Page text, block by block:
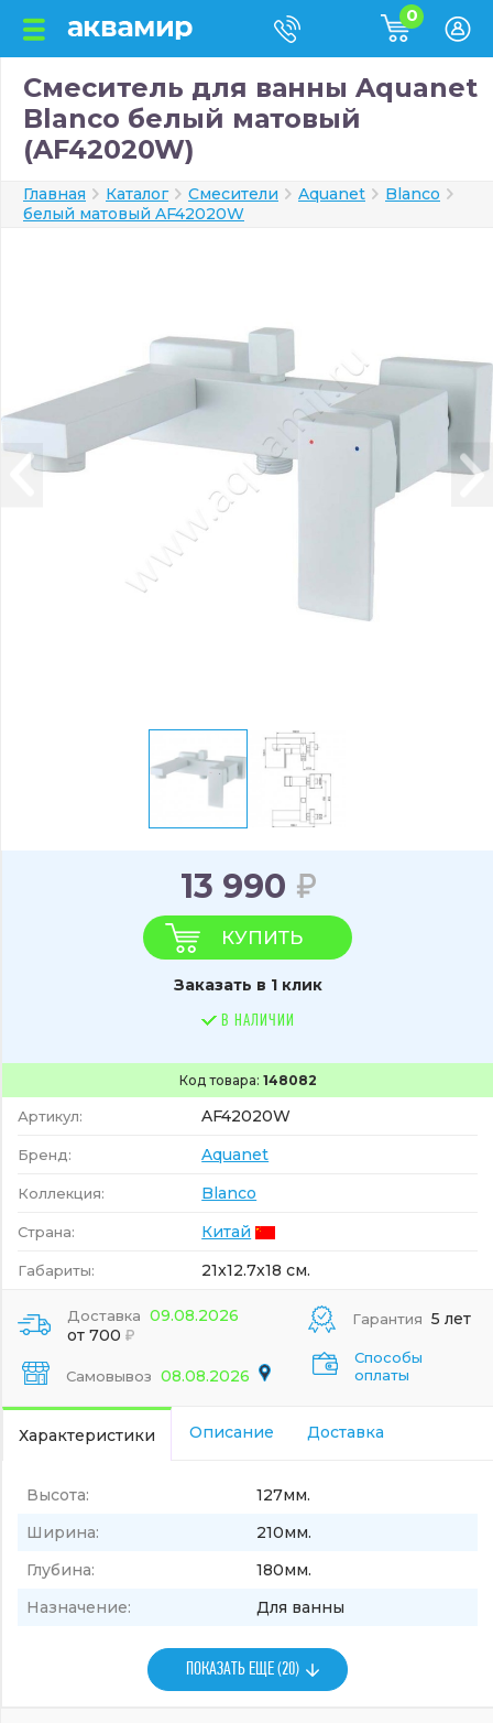
0
Смеситель для ванны Aquanet
Blanco белый матовый
(AF42020W)
Главная Каталог Смесители Aquanet
Blanco
белый матовый AF42020W
Код товара: 148082
Артикул: AF42020W
Бренд: Aquanet
Коллекция: Blanco
Страна: Китай
Габариты: 21x12.7x18 см.
13 990
КУПИТЬ
Заказать в 1 клик
В НАЛИЧИИ
Доставка 09.08.2026
от 700
Самовывоз 08.08.2026
Гарантия 5 лет
Способы
оплаты
Характеристики Описание Доставка
Высота:
127мм.
Ширина:
210мм.
Глубина:
180мм.
Назначение:
Для ванны
ПОКАЗАТЬ ЕЩЕ (20)